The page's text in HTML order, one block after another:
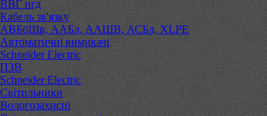
ВВГ нгд
Кабель зв'язку
АВБбШв, ААБл, ААШВ, АСБл, XLPE
Автоматичні вимикачі
Schneider Electric
ПЗВ
Schneider Electric
Світильники
Вологозахисні